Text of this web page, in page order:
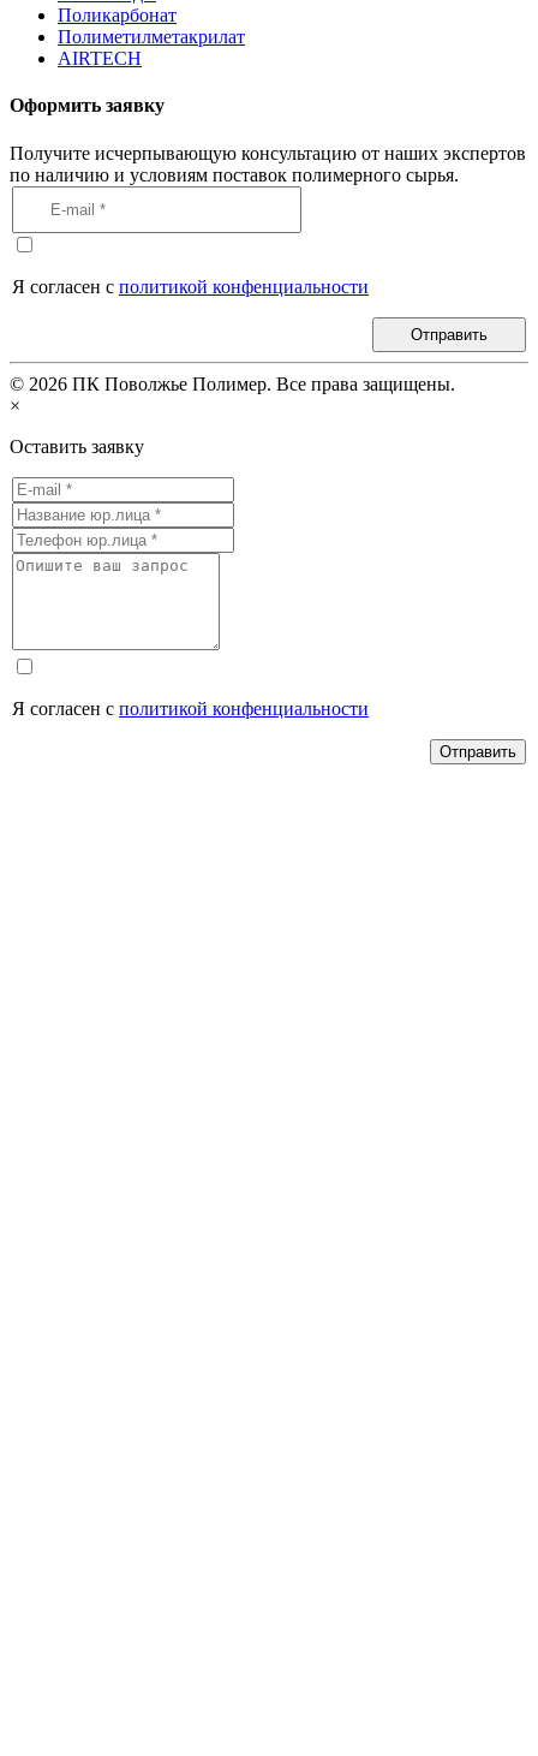
Поликарбонат
Полиметилметакрилат
AIRTECH
Оформить заявку
Получите исчерпывающую консультацию от наших экспертов
по наличию и условиям поставок полимерного сырья.
Я согласен с политикой конфенциальности
Отправить
© 2026 ПК Поволжье Полимер. Все права защищены.
×
Оставить заявку
Я согласен с политикой конфенциальности
Отправить